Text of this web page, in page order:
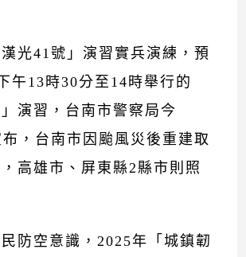
光41號」演習實兵演練，預
午13時30分至14時舉行的
」演習，台南市警察局今
布，台南市因颱風災後重建取
高雄市、屏東縣2縣市則照
防空意識，2025年「城鎮韌